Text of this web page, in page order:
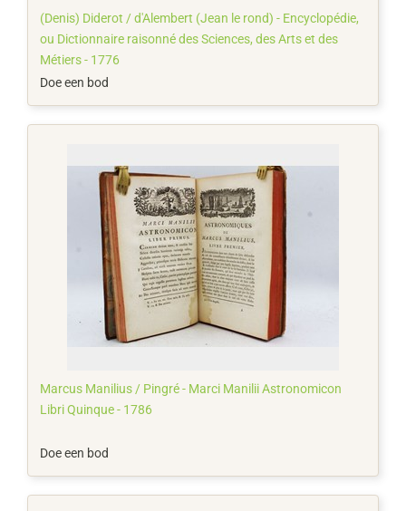
(Denis) Diderot / d'Alembert (Jean le rond) - Encyclopédie,
ou Dictionnaire raisonné des Sciences, des Arts et des
Métiers - 1776
Doe een bod
Marcus Manilius / Pingré - Marci Manilii Astronomicon
Libri Quinque - 1786
Doe een bod